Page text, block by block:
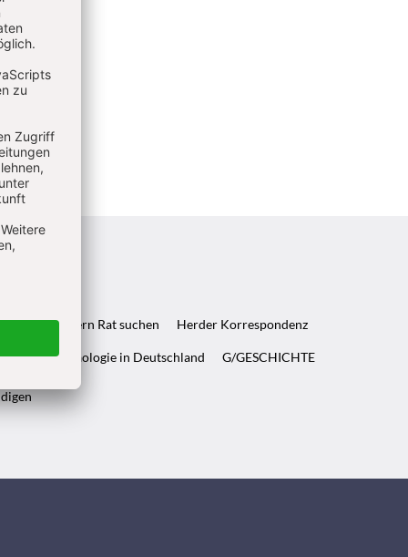
& Wenn Eltern Rat suchen Herder Korrespondenz
& Archäologie in Deutschland G/GESCHICHTE